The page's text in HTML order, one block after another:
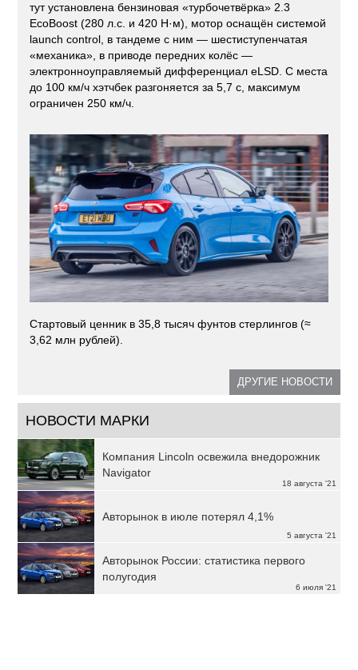
тут установлена бензиновая «турбочетвёрка» 2.3
EcoBoost (280 л.с. и 420 Н·м), мотор оснащён системой
launch control, в тандеме с ним — шестиступенчатая
«механика», в приводе передних колёс —
электронноуправляемый дифференциал eLSD. С места
до 100 км/ч хэтчбек разгоняется за 5,7 с, максимум
ограничен 250 км/ч.
Стартовый ценник в 35,8 тысяч фунтов стерлингов (≈
3,62 млн рублей).
ДРУГИЕ НОВОСТИ
НОВОСТИ МАРКИ
18 августа '21
Компания Lincoln освежила внедорожник
Navigator
5 августа '21
Авторынок в июле потерял 4,1%
6 июля '21
Авторынок России: статистика первого
полугодия